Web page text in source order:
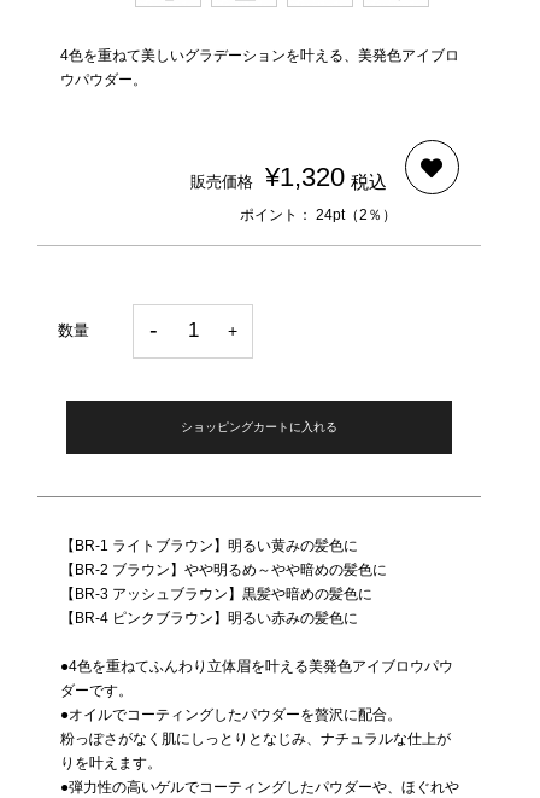
4色を重ねて美しいグラデーションを叶える、美発色アイブロ
ウパウダー。
販売価格 ¥1,320 税込
ポイント： 24pt（2％）
数量
ショッピングカートに入れる
【BR-1 ライトブラウン】明るい黄みの髪色に
【BR-2 ブラウン】やや明るめ～やや暗めの髪色に
【BR-3 アッシュブラウン】黒髪や暗めの髪色に
【BR-4 ピンクブラウン】明るい赤みの髪色に
●4色を重ねてふんわり立体眉を叶える美発色アイブロウパウ
ダーです。
●オイルでコーティングしたパウダーを贅沢に配合。
粉っぽさがなく肌にしっとりとなじみ、ナチュラルな仕上が
りを叶えます。
●弾力性の高いゲルでコーティングしたパウダーや、ほぐれや